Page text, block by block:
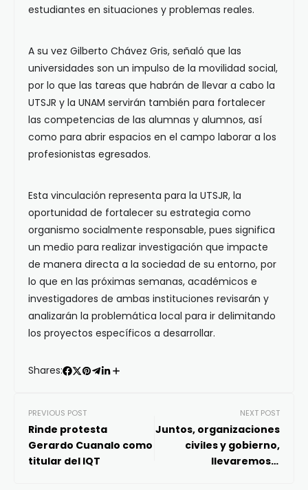
estudiantes en situaciones y problemas reales.
A su vez Gilberto Chávez Gris, señaló que las
universidades son un impulso de la movilidad social,
por lo que las tareas que habrán de llevar a cabo la
UTSJR y la UNAM servirán también para fortalecer
las competencias de las alumnas y alumnos, así
como para abrir espacios en el campo laborar a los
profesionistas egresados.
Esta vinculación representa para la UTSJR, la
oportunidad de fortalecer su estrategia como
organismo socialmente responsable, pues significa
un medio para realizar investigación que impacte
de manera directa a la sociedad de su entorno, por
lo que en las próximas semanas, académicos e
investigadores de ambas instituciones revisarán y
analizarán la problemática local para ir delimitando
los proyectos específicos a desarrollar.
Shares:
PREVIOUS POST
Rinde protesta
Gerardo Cuanalo como
titular del IQT
NEXT POST
Juntos, organizaciones
civiles y gobierno,
llevaremos a